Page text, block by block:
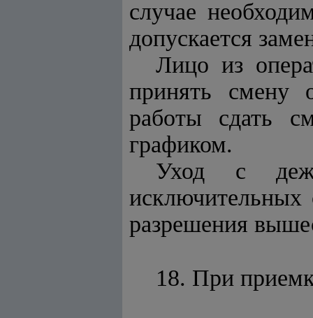
случае
допускается
Лицо из
принять смену
работы сдать
графиком.
Уход с
исключительных
разрешения
18. При